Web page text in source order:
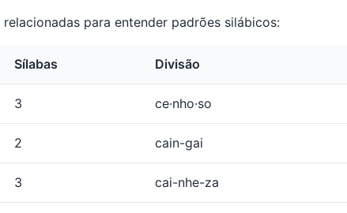
para entender padrões silábicos:
Sílabas Divisão
3 ce·nho·so
2 cain-gai
3 cai-nhe-za